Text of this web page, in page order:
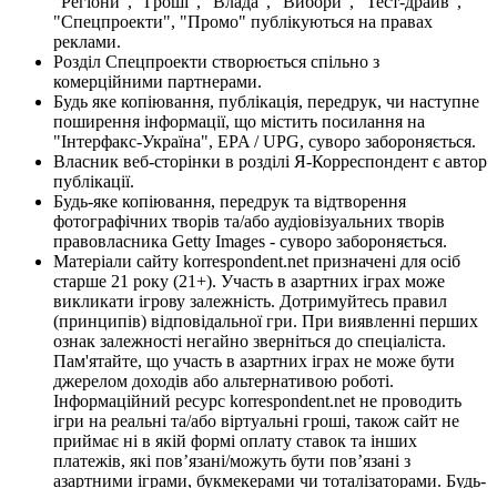
"Спецпроекти", "Промо" публікуються на правах
реклами.
Розділ Спецпроекти створюється спільно з
комерційними партнерами.
Будь яке копіювання, публікація, передрук, чи наступне
поширення інформації, що містить посилання на
"Інтерфакс-Україна", EPA / UPG, суворо забороняється.
Власник веб-сторінки в розділі Я-Корреспондент є автор
публікації.
Будь-яке копіювання, передрук та відтворення
фотографічних творів та/або аудіовізуальних творів
правовласника Getty Images - суворо забороняється.
Матеріали сайту korrespondent.net призначені для осіб
старше 21 року (21+). Участь в азартних іграх може
викликати ігрову залежність. Дотримуйтесь правил
(принципів) відповідальної гри. При виявленні перших
ознак залежності негайно зверніться до спеціаліста.
Пам'ятайте, що участь в азартних іграх не може бути
джерелом доходів або альтернативою роботі.
Інформаційний ресурс korrespondent.net не проводить
ігри на реальні та/або віртуальні гроші, також сайт не
приймає ні в якій формі оплату ставок та інших
платежів, які пов’язані/можуть бути пов’язані з
азартними іграми, букмекерами чи тоталізаторами. Будь-